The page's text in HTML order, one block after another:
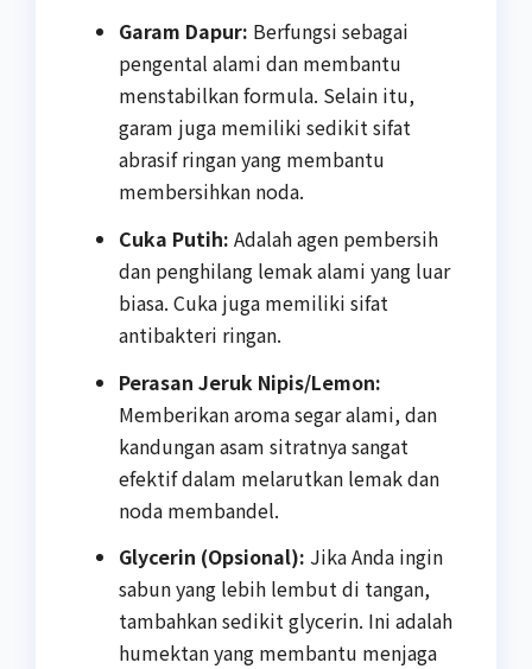
Garam Dapur: Berfungsi sebagai
pengental alami dan membantu
menstabilkan formula. Selain itu,
garam juga memiliki sedikit sifat
abrasif ringan yang membantu
membersihkan noda.
Cuka Putih: Adalah agen pembersih
dan penghilang lemak alami yang luar
biasa. Cuka juga memiliki sifat
antibakteri ringan.
Perasan Jeruk Nipis/Lemon:
Memberikan aroma segar alami, dan
kandungan asam sitratnya sangat
efektif dalam melarutkan lemak dan
noda membandel.
Glycerin (Opsional): Jika Anda ingin
sabun yang lebih lembut di tangan,
tambahkan sedikit glycerin. Ini adalah
humektan yang membantu menjaga